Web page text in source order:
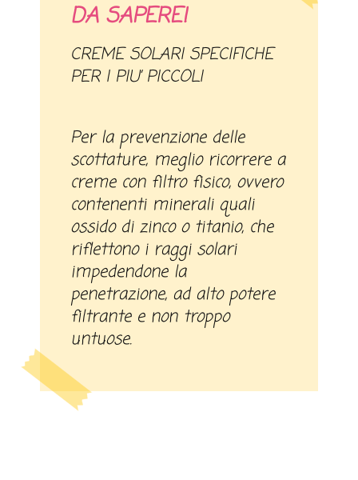
DA SAPERE!
CREME SOLARI SPECIFICHE
PER I PIU’ PICCOLI
Per la prevenzione delle
scottature, meglio ricorrere a
creme con filtro fisico, ovvero
contenenti minerali quali
ossido di zinco o titanio, che
riflettono i raggi solari
impedendone la
penetrazione, ad alto potere
filtrante e non troppo
untuose.